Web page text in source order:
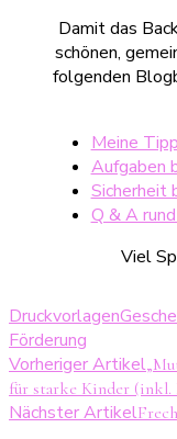
Damit das
schönen,
folgenden
Meine
Aufgaben
Sicherheit
Q & A
Viel
Druckvorlagen
Förderung
Vorheriger Artikel
für starke Kinder (inkl.
Nächster Artikel